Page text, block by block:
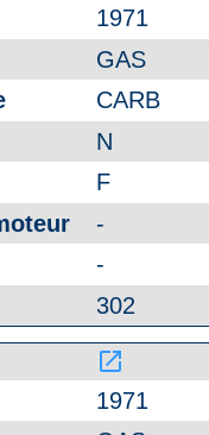
1971
GAS
CARB
N
F
-
-
302
launch
1971